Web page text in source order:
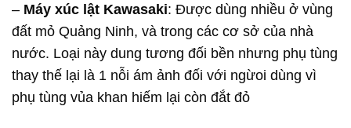
– Máy xúc lật Kawasaki: Được dùng nhiều ở vùng
đất mỏ Quảng Ninh, và trong các cơ sở của nhà
nước. Loại này dung tương đối bền nhưng phụ tùng
thay thế lại là 1 nỗi ám ảnh đối với ngừoi dùng vì
phụ tùng vủa khan hiếm lại còn đắt đỏ